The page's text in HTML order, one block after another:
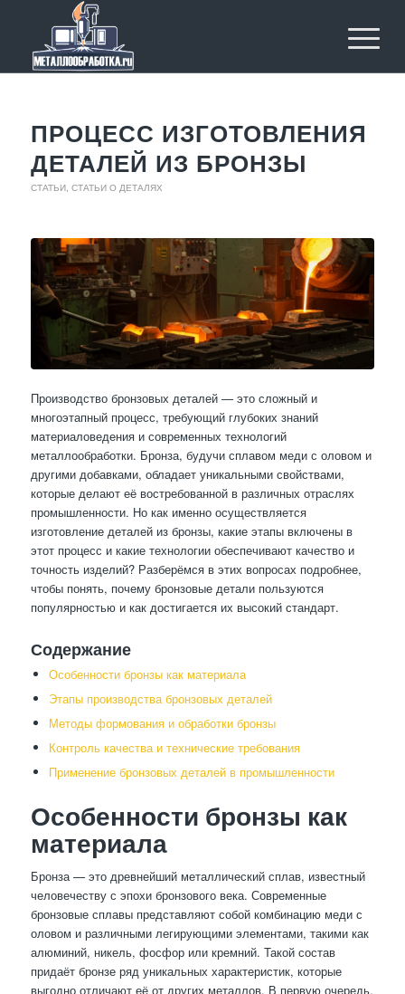
ПРОЦЕСС ИЗГОТОВЛЕНИЯ
ДЕТАЛЕЙ ИЗ БРОНЗЫ
СТАТЬИ, СТАТЬИ О ДЕТАЛЯХ
Производство бронзовых деталей — это сложный и
многоэтапный процесс, требующий глубоких знаний
материаловедения и современных технологий
металлообработки. Бронза, будучи сплавом меди с оловом и
другими добавками, обладает уникальными свойствами,
которые делают её востребованной в различных отраслях
промышленности. Но как именно осуществляется
изготовление деталей из бронзы, какие этапы включены в
этот процесс и какие технологии обеспечивают качество и
точность изделий? Разберёмся в этих вопросах подробнее,
чтобы понять, почему бронзовые детали пользуются
популярностью и как достигается их высокий стандарт.
Содержание
Особенности бронзы как материала
Этапы производства бронзовых деталей
Методы формования и обработки бронзы
Контроль качества и технические требования
Применение бронзовых деталей в промышленности
Особенности бронзы как
материала
Бронза — это древнейший металлический сплав, известный
человечеству с эпохи бронзового века. Современные
бронзовые сплавы представляют собой комбинацию меди с
оловом и различными легирующими элементами, такими как
алюминий, никель, фосфор или кремний. Такой состав
придаёт бронзе ряд уникальных характеристик, которые
выгодно отличают её от других металлов. В первую очередь,